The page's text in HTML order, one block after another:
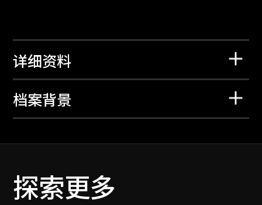
详细资料
档案背景
探索更多